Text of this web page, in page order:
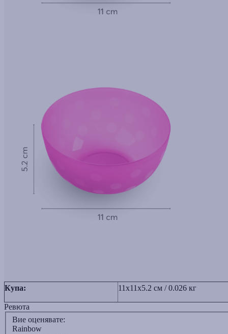
Купа: 11x11x5.2 см / 0.026 кг
Ревюта
Вие оценявате:
Rainbow